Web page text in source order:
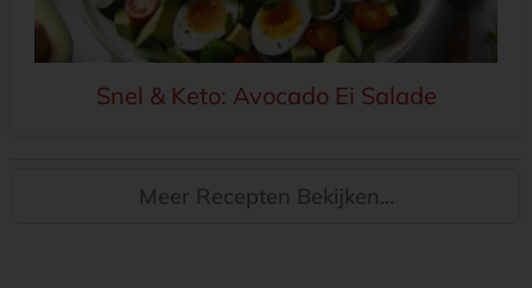
Snel & Keto: Avocado Ei Salade
Meer Recepten Bekijken...